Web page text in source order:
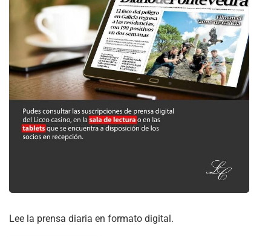
Lee la prensa diaria en formato digital.